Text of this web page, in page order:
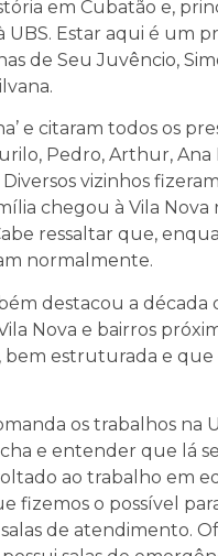
em Cubatão e,
Estar aqui é um
de Seu Juvêncio,
e citaram todos os
Pedro, Arthur, Ana
vizinhos
chegou à Vila Nova
ressaltar que,
normalmente.
destacou a
Nova e bairros
bem estruturada e
os trabalhos na
e entender que lá
ao trabalho em
fizemos o possível
de atendimento.